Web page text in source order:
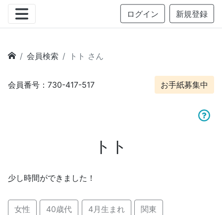
ログイン 新規登録
会員検索 トト さん
会員番号：730-417-517 お手紙募集中
トト
少し時間ができました！
女性 40歳代 4月生まれ 関東